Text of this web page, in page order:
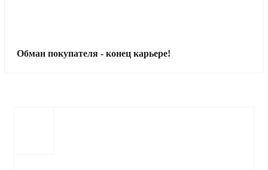
Обман покупателя - конец карьере!